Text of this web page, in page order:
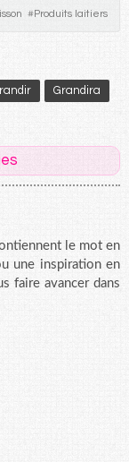
#Produits laitiers
Grandira
le mot en
une inspiration en
faire avancer dans